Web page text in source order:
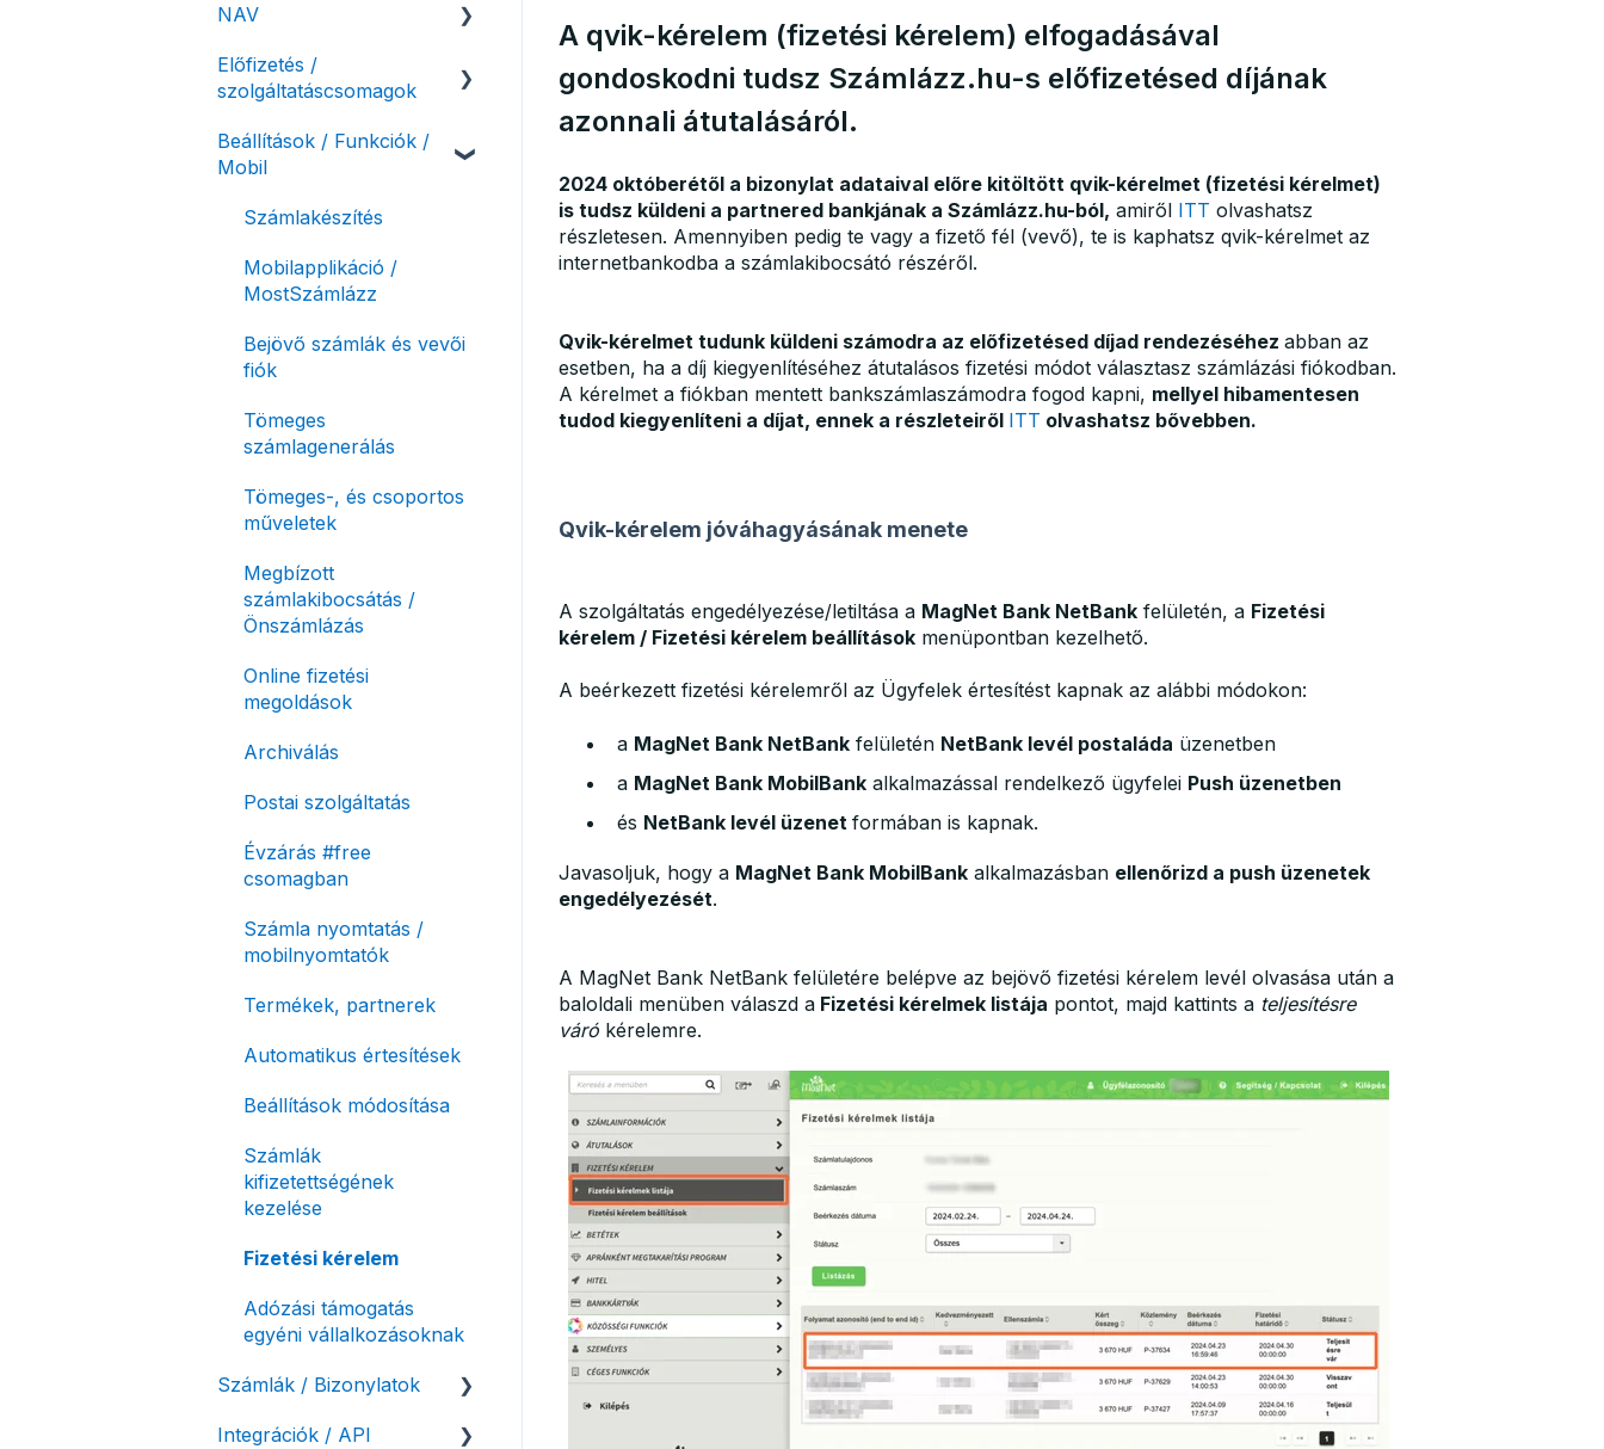
A qvik-kérelem (fizetési kérelem) elfogadásával
gondoskodni tudsz Számlázz.hu-s előfizetésed díjának
azonnali átutalásáról.
2024 októberétől a bizonylat adataival előre kitöltött qvik-kérelmet (fizetési kérelmet)
is tudsz küldeni a partnered bankjának a Számlázz.hu-ból, amiről ITT olvashatsz
részletesen. Amennyiben pedig te vagy a fizető fél (vevő), te is kaphatsz qvik-kérelmet az
internetbankodba a számlakibocsátó részéről.
Qvik-kérelmet tudunk küldeni számodra az előfizetésed díjad rendezéséhez abban az
esetben, ha a díj kiegyenlítéséhez átutalásos fizetési módot választasz számlázási fiókodban.
A kérelmet a fiókban mentett bankszámlaszámodra fogod kapni, mellyel hibamentesen
tudod kiegyenlíteni a díjat, ennek a részleteiről ITT olvashatsz bővebben.
Qvik-kérelem jóváhagyásának menete
A szolgáltatás engedélyezése/letiltása a MagNet Bank NetBankfelületén, a Fizetési
kérelem / Fizetési kérelem beállításokmenüpontban kezelhető.
A beérkezett fizetési kérelemről az Ügyfelek értesítést kapnak az alábbi módokon:
a MagNet Bank NetBankfelületén NetBank levél postaláda üzenetben
a MagNet Bank MobilBankalkalmazással rendelkező ügyfelei Push üzenetben
és NetBank levél üzenet formában is kapnak.
Javasoljuk, hogy a MagNet Bank MobilBankalkalmazásban ellenőrizd a push üzenetek
engedélyezését.
A MagNet Bank NetBank felületére belépve az bejövő fizetési kérelem levél olvasása után a
baloldali menüben válaszd aFizetési kérelmek listája pontot, majd kattints a teljesítésre
várókérelemre.
Felhasználó beállításai
Számlázási fiók kezdő
beállításai, első lépések
NAV
NAV online
adatszolgáltatás
Adóhatósági ellenőrzés
adatszolgáltatás
NAV pénztárgép feladás
Számlaverzum
Előfizetés /
szolgáltatáscsomagok
Szolgáltatáscsomag
kiválasztása
Szolgáltatáscsomag
Fiók / felhasználó
Díjfizetés / díjtartozás /
Fizetési módok
Beállítások / Funkciók /
Mobil
Számlakészítés
Mobilapplikáció /
MostSzámlázz
Bejövő számlák és vevői
fiók
Tömeges
számlagenerálás
Tömeges-, és csoportos
műveletek
Megbízott
számlakibocsátás /
Önszámlázás
Online fizetési
megoldások
Archiválás
Postai szolgáltatás
Évzárás #free
csomagban
Számla nyomtatás /
mobilnyomtatók
Termékek, partnerek
Automatikus értesítések
Beállítások módosítása
Számlák
kifizetettségének
kezelése
Fizetési kérelem
Adózási támogatás
egyéni vállalkozásoknak
Számlák / Bizonylatok
Sztornó-, és helyesbítő
Integrációk / API